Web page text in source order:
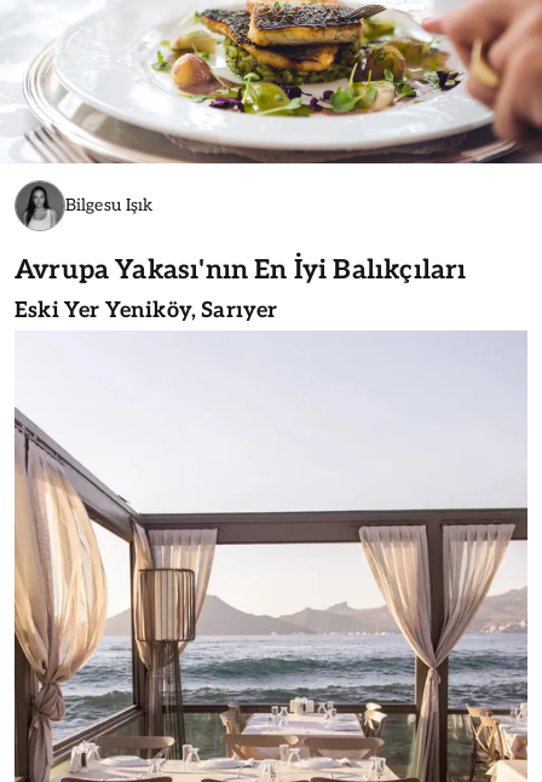
Bilgesu Işık
Avrupa Yakası'nın En İyi Balıkçıları
Eski Yer Yeniköy, Sarıyer